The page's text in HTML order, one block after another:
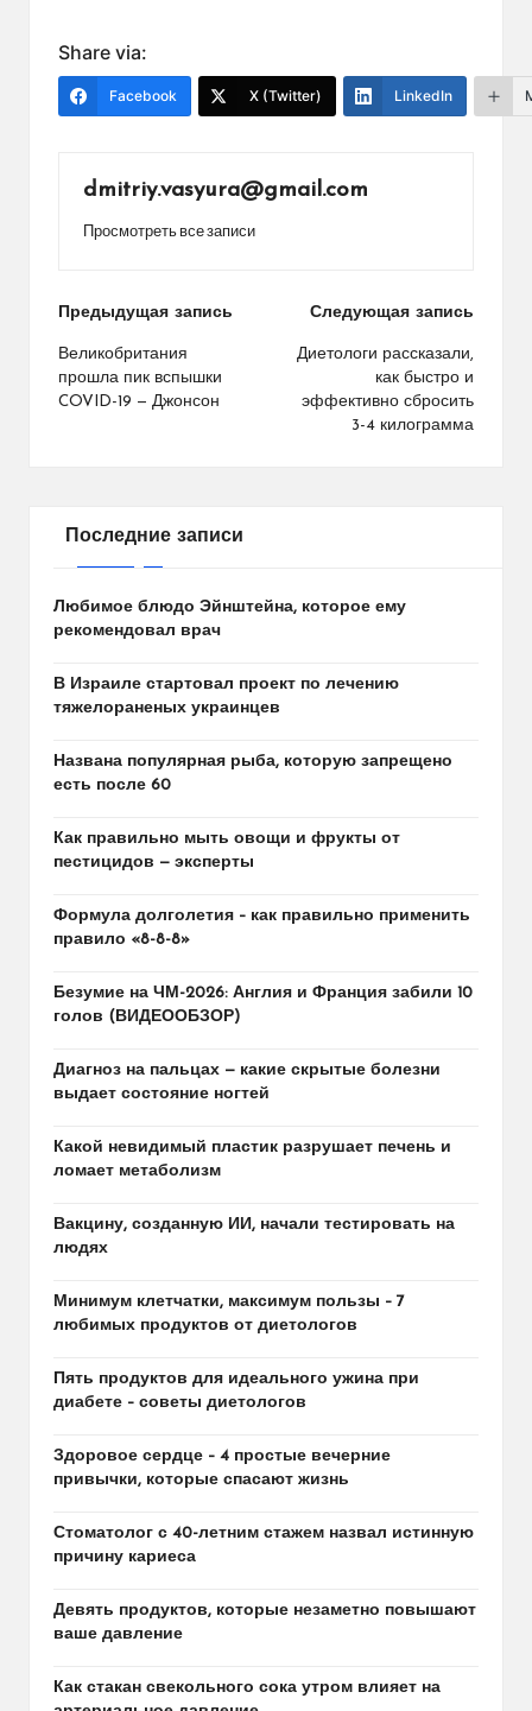
Share via:
Facebook X (Twitter) LinkedIn
dmitriy.vasyura@gmail.com
Просмотреть все записи
Навигация
по
записям
Предыдущая запись
Великобритания
прошла пик вспышки
COVID-19 — Джонсон
Следующая запись
Диетологи рассказали,
как быстро и
эффективно сбросить
3-4 килограмма
Последние записи
Любимое блюдо Эйнштейна, которое ему
рекомендовал врач
В Израиле стартовал проект по лечению
тяжелораненых украинцев
Названа популярная рыба, которую запрещено
есть после 60
Как правильно мыть овощи и фрукты от
пестицидов — эксперты
Формула долголетия – как правильно применить
правило «8-8-8»
Безумие на ЧМ-2026: Англия и Франция забили 10
голов (ВИДЕООБЗОР)
Диагноз на пальцах — какие скрытые болезни
выдает состояние ногтей
Какой невидимый пластик разрушает печень и
ломает метаболизм
Вакцину, созданную ИИ, начали тестировать на
людях
Минимум клетчатки, максимум пользы – 7
любимых продуктов от диетологов
Пять продуктов для идеального ужина при
диабете – советы диетологов
Здоровое сердце – 4 простые вечерние
привычки, которые спасают жизнь
Стоматолог с 40-летним стажем назвал истинную
причину кариеса
Девять продуктов, которые незаметно повышают
ваше давление
Как стакан свекольного сока утром влияет на